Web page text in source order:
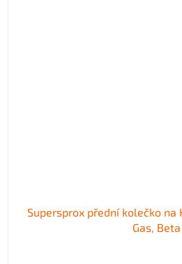
Supersprox přední kolečko na
Gas, Beta